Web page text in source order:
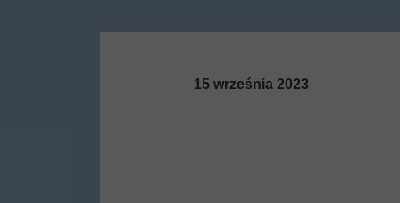
15 września 2023